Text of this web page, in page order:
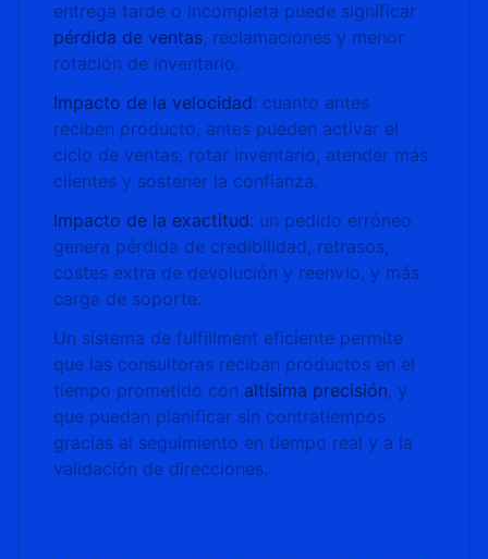
entrega tarde o incompleta puede significar
pérdida de ventas, reclamaciones y menor
rotación de inventario.
Impacto de la velocidad: cuanto antes
reciben producto, antes pueden activar el
ciclo de ventas, rotar inventario, atender más
clientes y sostener la confianza.
Impacto de la exactitud: un pedido erróneo
genera pérdida de credibilidad, retrasos,
costes extra de devolución y reenvío, y más
carga de soporte.
Un sistema de fulfillment eficiente permite
que las consultoras reciban productos en el
tiempo prometido con altísima precisión, y
que puedan planificar sin contratiempos
gracias al seguimiento en tiempo real y a la
validación de direcciones.